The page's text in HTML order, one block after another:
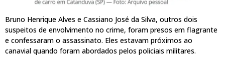
Bruno Henrique Alves e Cassiano José da Silva, outros dois
suspeitos de envolvimento no crime, foram presos em flagrante
e confessaram o assassinato. Eles estavam próximos ao
canavial quando foram abordados pelos policiais militares.